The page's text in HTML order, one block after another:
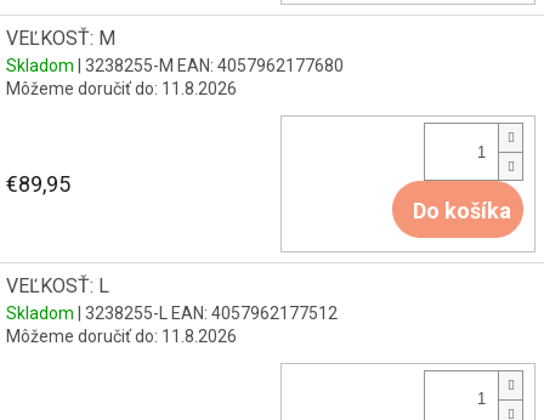
VEĽKOSŤ: M
Skladom | 3238255-M EAN: 4057962177680
Môžeme doručiť do: 11.8.2026
€89,95
Do košíka
VEĽKOSŤ: L
Skladom | 3238255-L EAN: 4057962177512
Môžeme doručiť do: 11.8.2026